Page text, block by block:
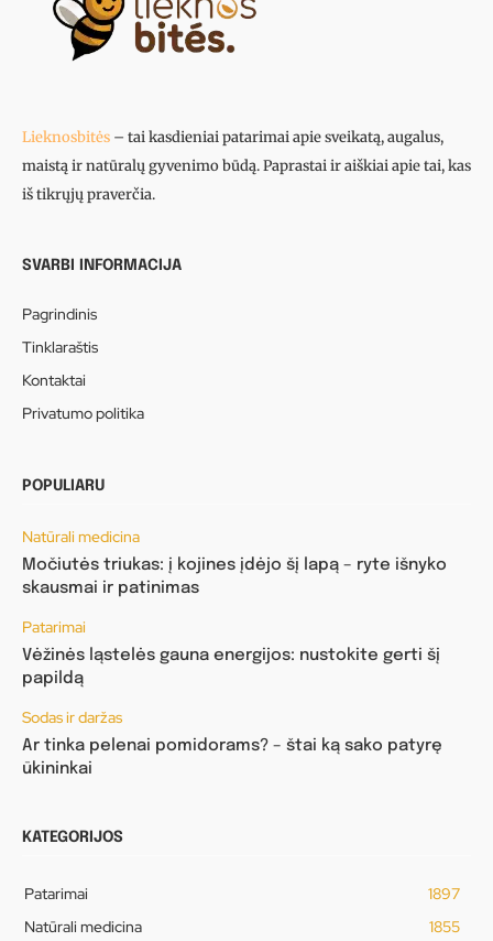
Lieknosbitės – tai kasdieniai patarimai apie sveikatą, augalus,
maistą ir natūralų gyvenimo būdą. Paprastai ir aiškiai apie tai, kas
iš tikrųjų praverčia.
SVARBI INFORMACIJA
Pagrindinis
Tinklaraštis
Kontaktai
Privatumo politika
POPULIARU
Natūrali medicina
Močiutės triukas: į kojines įdėjo šį lapą – ryte išnyko
skausmai ir patinimas
Patarimai
Vėžinės ląstelės gauna energijos: nustokite gerti šį
papildą
Sodas ir daržas
Ar tinka pelenai pomidorams? – štai ką sako patyrę
ūkininkai
KATEGORIJOS
Patarimai
1897
Natūrali medicina
1855